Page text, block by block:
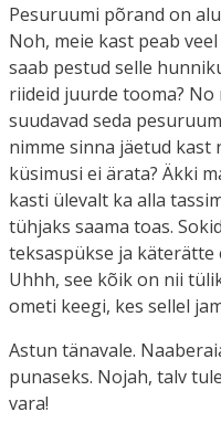
Pesuruumi põrand on
Noh, meie kast peab
saab pestud selle
riideid juurde tooma?
suudavad seda
nimme sinna jäetud kast
küsimusi ei ärata? Äkki
kasti ülevalt ka alla
tühjaks saama toas.
teksaspükse ja käterätte
Uhhh, see kõik on nii
ometi keegi, kes sellel
Astun tänavale.
punaseks. Nojah, talv
vara!